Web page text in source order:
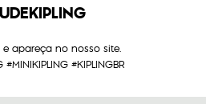
apareça no nosso site.
#MINIKIPLING #KIPLINGBR